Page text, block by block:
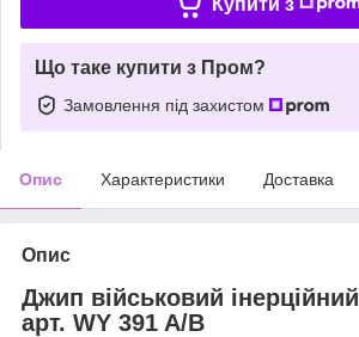
Що таке купити з Пром?
Замовлення під захистом
Опис Характеристики Доставка
Опис
Джип військовий
арт. WY 391 A/B